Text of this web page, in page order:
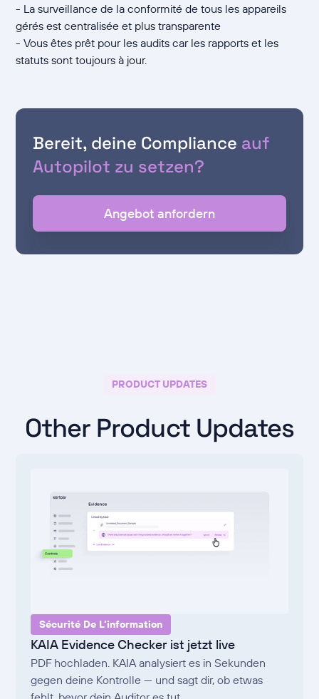
- La surveillance de la conformité de tous les appareils
gérés est centralisée et plus transparente
- Vous êtes prêt pour les audits car les rapports et les
statuts sont toujours à jour.
Bereit, deine Compliance auf
Autopilot zu setzen?
Angebot anfordern
PRODUCT UPDATES
Other Product Updates
Sécurité De L'information
KAIA Evidence Checker ist jetzt live
PDF hochladen. KAIA analysiert es in Sekunden
gegen deine Kontrolle — und sagt dir, ob etwas